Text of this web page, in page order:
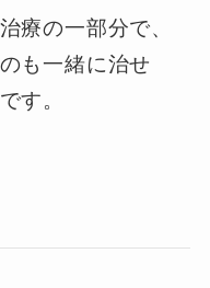
療の一部分で、
も一緒に治せ
す。